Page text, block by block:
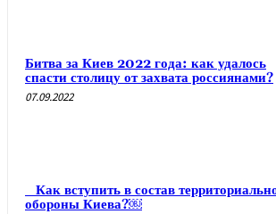
Битва за Киев 2022 года: как удалось
спасти столицу от захвата россиянами?
07.09.2022
Как вступить в состав
обороны Киева?￼